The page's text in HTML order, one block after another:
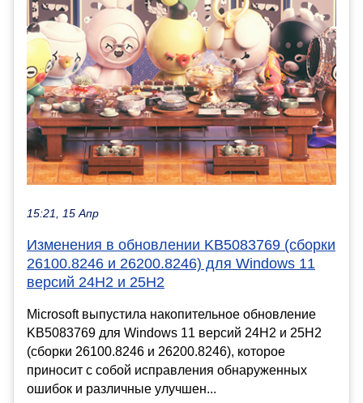
15:21, 15 Апр
Изменения в обновлении KB5083769 (сборки
26100.8246 и 26200.8246) для Windows 11
версий 24H2 и 25H2
Microsoft выпустила накопительное обновление
KB5083769 для Windows 11 версий 24H2 и 25H2
(сборки 26100.8246 и 26200.8246), которое
приносит с собой исправления обнаруженных
ошибок и различные улучшен...